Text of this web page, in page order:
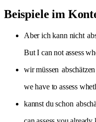
Beispiele im
Aber ich kann nicht
But I can not assess
wir müssen abschätzen
we have to assess
kannst du schon